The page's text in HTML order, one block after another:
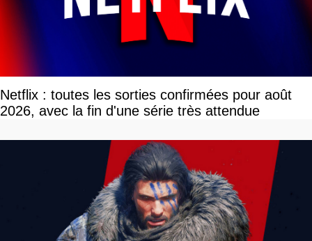
Netflix : toutes les sorties confirmées pour août
2026, avec la fin d'une série très attendue